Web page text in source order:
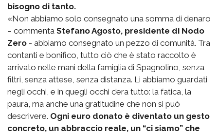
bisogno di tanto.
«Non abbiamo solo consegnato una somma di denaro
– commenta Stefano Agosto, presidente di Nodo
Zero - abbiamo consegnato un pezzo di comunità. Tra
contanti e bonifico, tutto ciò che è stato raccolto è
arrivato nelle mani della famiglia di Spagnolino, senza
filtri, senza attese, senza distanza. Li abbiamo guardati
negli occhi, e in quegli occhi c’era tutto: la fatica, la
paura, ma anche una gratitudine che non si può
descrivere. Ogni euro donato è diventato un gesto
concreto, un abbraccio reale, un “ci siamo” che